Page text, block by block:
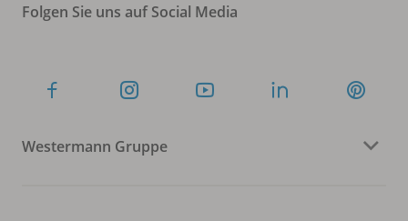
Folgen Sie uns auf Social Media
Westermann Gruppe